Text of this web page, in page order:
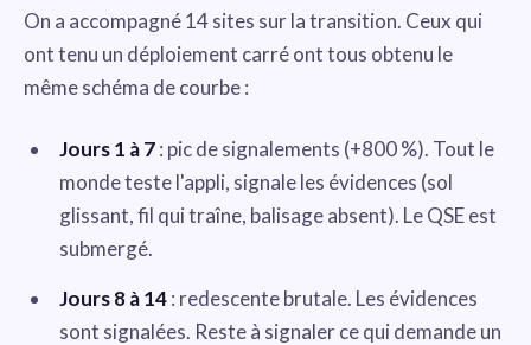
On a accompagné 14 sites sur la transition. Ceux qui
ont tenu un déploiement carré ont tous obtenu le
même schéma de courbe :
Jours 1 à 7: pic de signalements (+800 %). Tout le
monde teste l'appli, signale les évidences (sol
glissant, fil qui traîne, balisage absent). Le QSE est
submergé.
Jours 8 à 14: redescente brutale. Les évidences
sont signalées. Reste à signaler ce qui demande un